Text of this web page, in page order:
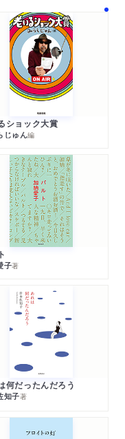
（評者：辻山良雄
。「ブレイディみ
が示した、地べた
。「ブレイディみ
示した、地べた
田文さん）
掲載されました。
社会運動を小説
ショック大賞
じゅん編
子著
何だったんだろう
知子著